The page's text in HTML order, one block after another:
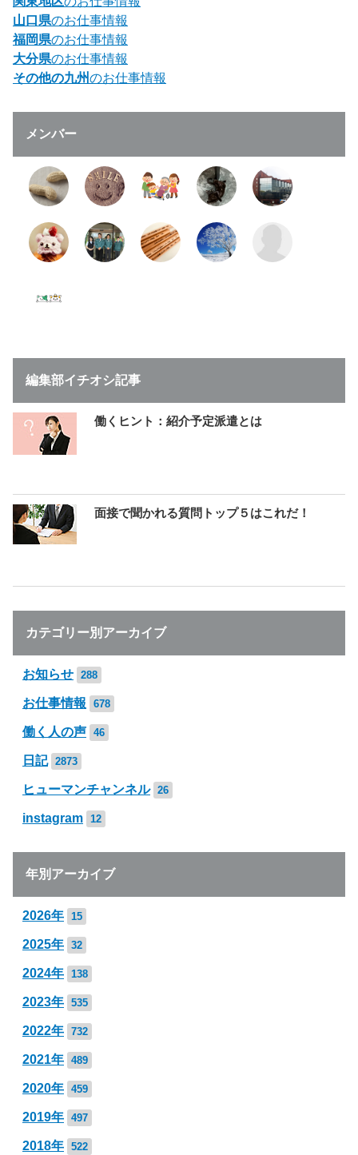
山口県のお仕事情報
福岡県のお仕事情報
大分県のお仕事情報
その他の九州のお仕事情報
メンバー
編集部イチオシ記事
働くヒント：紹介予定派遣とは
面接で聞かれる質問トップ５はこれだ！
カテゴリー別アーカイブ
お知らせ 288
お仕事情報 678
働く人の声 46
日記 2873
ヒューマンチャンネル 26
instagram 12
年別アーカイブ
2026年 15
2025年 32
2024年 138
2023年 535
2022年 732
2021年 489
2020年 459
2019年 497
2018年 522